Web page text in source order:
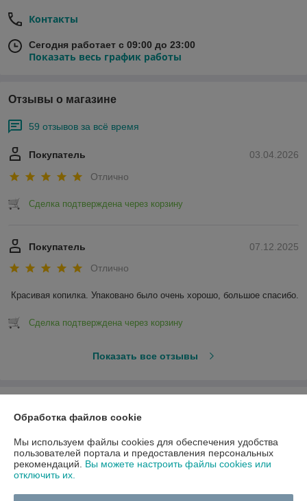
Контакты
Сегодня работает с 09:00 до 23:00
Показать весь график работы
Отзывы о магазине
59 отзывов за всё время
03.04.2026
Покупатель
Отлично
Сделка подтверждена через корзину
07.12.2025
Покупатель
Отлично
Красивая копилка. Упаковано было очень хорошо, большое спасибо.
Сделка подтверждена через корзину
Показать все отзывы
Доставка и оплата
Обработка файлов cookie
Мы используем файлы cookies для обеспечения удобства
пользователей портала и предоставления персональных
рекомендаций. Вы можете настроить файлы cookies или
отключить их.